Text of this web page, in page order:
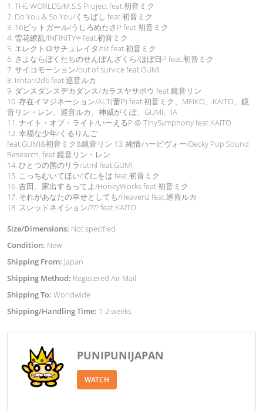
1. THE WORLDS/M.S.S Project feat.初音ミク
2. Do You & So You/くちばし feat.初音ミク
3. 16ビットガール/うしろめたさP feat.初音ミク
4. 雪花繚乱/INFINITY∞ feat.初音ミク
5. エレクトロサチュレイタ/tilt feat.初音ミク
6. さよならぼくたちのせんぼんざくら/ほぼ日P feat.初音ミク
7. サイコモーション/out of survice feat.GUMI
8. Ishtar/2d6 feat.巡音ルカ
9. ダンスダンスデカダンス/カラスヤサボウ feat.鏡音リン
10. 存在イマジネーション/ALT(蕾P) feat.初音ミク、MEIKO、KAITO、鏡
音リン・レン、巡音ルカ、神威がくぽ、GUMI、IA
11. ナイト・オブ・ライト/いーえるP @ TinySymphony feat.KAITO
12. 幸福な少年/くるりんご
feat.GUMI&初音ミク&鏡音リン 13. 純情ハービヴォー/Becky Pop Sound
Research. feat.鏡音リン・レン
14. ひとつの国のリラ/utml feat.GUMI
15. こっちむいてほい/てにをは feat.初音ミク
16. 吉田、家出するってよ/HoneyWorks feat.初音ミク
17. それがあなたの幸せとしても/Heavenz feat.巡音ルカ
18. スレッドネイション/??? feat.KAITO
Size/Dimensions: Not specified
Condition: New
Shipping From: Japan
Shipping Method: Registered Air Mail
Shipping To: Worldwide
Shipping/Handling Time: 1-2 weeks
PUNIPUNIJAPAN
WATCH